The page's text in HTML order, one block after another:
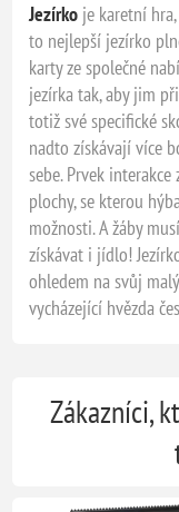
Jezírko je karetní
to nejlepší jezírko
karty ze společné
jezírka tak, aby jim
totiž své specifické
nadto získávají více
sebe. Prvek
plochy, se kterou
možnosti. A žáby
získávat i jídlo!
ohledem na svůj
vycházející hvězda
Zákazníci,